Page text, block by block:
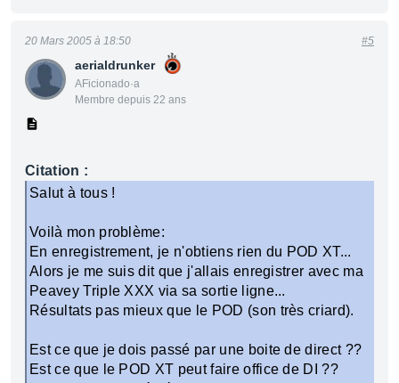
aerialdrunker
AFicionado·a
Membre depuis 22 ans
20 Mars 2005 à 18:50 #5
Citation :
Salut à tous !
Voilà mon problème:
En enregistrement, je n'obtiens rien du POD XT...
Alors je me suis dit que j'allais enregistrer avec ma
Peavey Triple XXX via sa sortie ligne...
Résultats pas mieux que le POD (son très criard).
Est ce que je dois passé par une boite de direct ??
Est ce que le POD XT peut faire office de DI ??